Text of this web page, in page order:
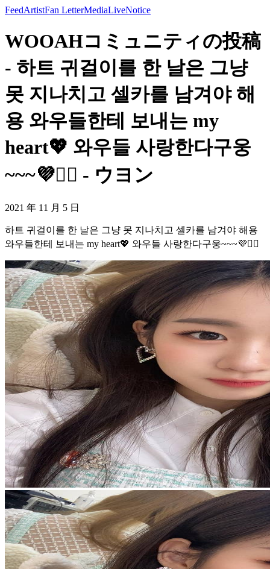
FeedArtistFan LetterMediaLiveNotice
WOOAHコミュニティの投稿
- 하트 귀걸이를 한 날은 그냥
못 지나치고 셀카를 남겨야 해
용 와우들한테 보내는 my
heart💖 와우들 사랑한다구웅
~~~💜🙆‍♀️ - ウヨン
2021 年 11 月 5 日
하트 귀걸이를 한 날은 그냥 못 지나치고 셀카를 남겨야 해용
와우들한테 보내는 my heart💖 와우들 사랑한다구웅~~~💜🙆‍♀️